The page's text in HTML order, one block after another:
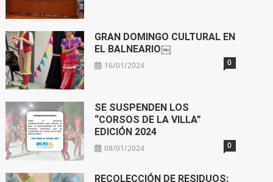
GRAN DOMINGO CULTURAL EN
EL BALNEARIO￼
16/01/2024 0
SE SUSPENDEN LOS
“CORSOS DE LA VILLA”
EDICIÓN 2024
08/01/2024 0
RECOLECCIÓN DE RESIDUOS: